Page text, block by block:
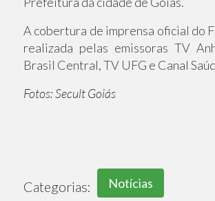
A cobertura de imprensa oficial do
realizada pelas emissoras TV
Brasil Central, TV UFG e Canal
Fotos: Secult Goiás
Categorias: Notícias